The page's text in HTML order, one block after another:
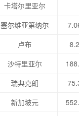
卡塔尔里亚尔
塞尔维亚第纳尔
卢布
沙特里亚尔
瑞典克朗
新加坡元